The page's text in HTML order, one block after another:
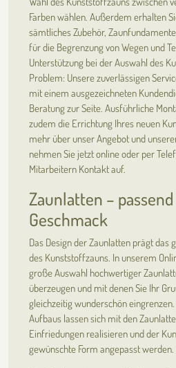
Farben wählen. Außerdem erhalten
sämtliches Zubehör,
für die Begrenzung von Wegen und
Unterstützung bei der Auswahl des
Problem: Unsere zuverlässigen
mit einem ausgezeichneten
Beratung zur Seite. Ausführliche
zudem die Errichtung Ihres neuen
mehr über unser Angebot und
nehmen Sie jetzt online oder per
Mitarbeitern Kontakt auf.
Zaunlatten –
Geschmack
Das Design der Zaunlatten prägt das
des Kunststoffzauns. In unserem
große Auswahl hochwertiger
überzeugen und mit denen Sie Ihr
gleichzeitig wunderschön
Aufbaus lassen sich mit den
Einfriedungen realisieren und der
gewünschte Form angepasst werden.